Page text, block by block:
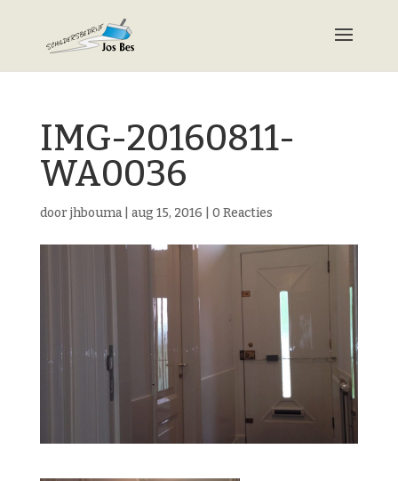
IMG-20160811-
WA0036
doorjhbouma| aug 15, 2016 0 Reacties